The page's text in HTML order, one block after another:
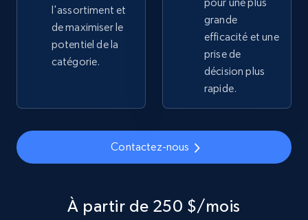
Home Depot US - Gather data on products
using specified keywords
URL, Domain, Country code, Model number,
Sku, Product id, Product name, Manufacturer,
specified URL
l'assortiment et
de maximiser le
potentiel de la
catégorie.
grande
efficacité et une
prise de
décision plus
rapide.
Contactez-nous
À partir de 250 $/mois